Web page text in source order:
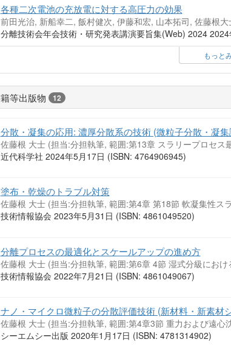
各種二次電池の充放電に対する高圧力の効果
前田光治, 新船幸二, 飯村健次, 伊藤和宏, 山本拓司, 佐藤根
分離技術会年会技術・研究発表講演要旨集(Web) 2024
もっと
等出版物 12
分散・凝集の応用: 濃厚分散系の技術 (微粒子分散・凝
佐藤根 大士 (担当:分担執筆, 範囲:第13章 スラリープロセス
近代科学社 2024年5月17日 (ISBN: 4764906945)
塗布・乾燥のトラブル対策
佐藤根 大士 (担当:分担執筆, 範囲:第4章 第18節 軟凝集性ス
技術情報協会 2023年5月31日 (ISBN: 4861049520)
分離プロセスの最適化とスケールアップの進め方
佐藤根 大士 (担当:分担執筆, 範囲:第6章 4節 湿式分級にお
技術情報協会 2022年7月21日 (ISBN: 4861049067)
ナノ・マイクロ微粒子の分散評価技術 (新材料・新素材
佐藤根 大士 (担当:分担執筆, 範囲:第4章3節 重力および遠心
シーエムシー出版 2020年1月17日 (ISBN: 4781314902)